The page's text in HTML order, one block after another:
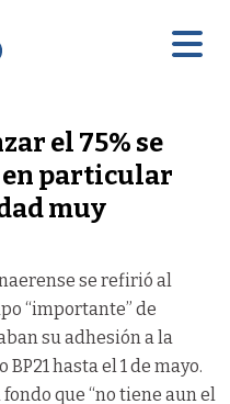
el 75% se
en particular
muy
se refirió al
“importante” de
su adhesión a la
hasta el 1 de mayo.
que “no tiene aun el